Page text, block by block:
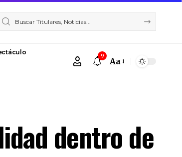
9
Font
Aa
dentro de